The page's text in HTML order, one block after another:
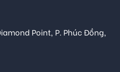
Point, P. Phúc Đồng,